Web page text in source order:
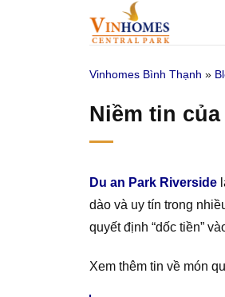
Vinhomes Bình Thạnh »
Niềm tin
Du an Park Riverside
dào và uy tín trong
quyết định “dốc tiền”
Xem thêm tin về món